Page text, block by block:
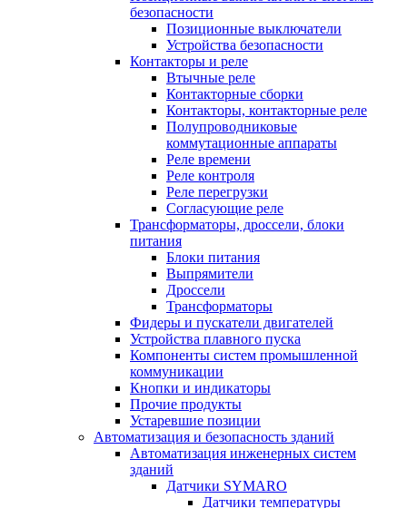
безопасности
Позиционные выключатели
Устройства безопасности
Контакторы и реле
Втычные реле
Контакторные сборки
Контакторы, контакторные реле
Полупроводниковые
коммутационные аппараты
Реле времени
Реле контроля
Реле перегрузки
Согласующие реле
Трансформаторы, дроссели, блоки
питания
Блоки питания
Выпрямители
Дроссели
Трансформаторы
Фидеры и пускатели двигателей
Устройства плавного пуска
Компоненты систем промышленной
коммуникации
Кнопки и индикаторы
Прочие продукты
Устаревшие позиции
Автоматизация и безопасность зданий
Автоматизация инженерных систем
зданий
Датчики SYMARO
Датчики температуры